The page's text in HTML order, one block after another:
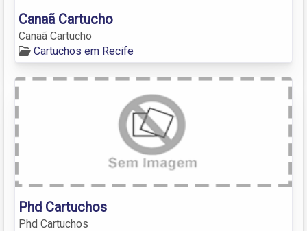
Canaã Cartucho
Canaã Cartucho
Cartuchos em Recife
Phd Cartuchos
Phd Cartuchos